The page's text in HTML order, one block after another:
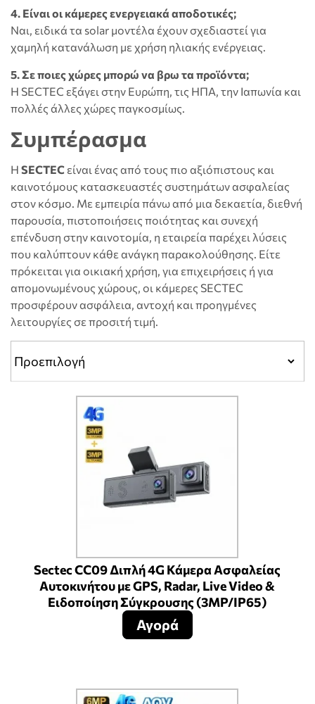
4. Είναι οι κάμερες ενεργειακά αποδοτικές;
Ναι, ειδικά τα solar μοντέλα έχουν σχεδιαστεί για
χαμηλή κατανάλωση με χρήση ηλιακής ενέργειας.
5. Σε ποιες χώρες μπορώ να βρω τα προϊόντα;
Η SECTEC εξάγει στην Ευρώπη, τις ΗΠΑ, την Ιαπωνία και
πολλές άλλες χώρες παγκοσμίως.
Συμπέρασμα
Η SECTEC είναι ένας από τους πιο αξιόπιστους και
καινοτόμους κατασκευαστές συστημάτων ασφαλείας
στον κόσμο. Με εμπειρία πάνω από μια δεκαετία, διεθνή
παρουσία, πιστοποιήσεις ποιότητας και συνεχή
επένδυση στην καινοτομία, η εταιρεία παρέχει λύσεις
που καλύπτουν κάθε ανάγκη παρακολούθησης. Είτε
πρόκειται για οικιακή χρήση, για επιχειρήσεις ή για
απομονωμένους χώρους, οι κάμερες SECTEC
προσφέρουν ασφάλεια, αντοχή και προηγμένες
λειτουργίες σε προσιτή τιμή.
Sectec CC09 Διπλή 4G Κάμερα Ασφαλείας
Αυτοκινήτου με GPS, Radar, Live Video &
Ειδοποίηση Σύγκρουσης (3MP/IP65)
Αγορά